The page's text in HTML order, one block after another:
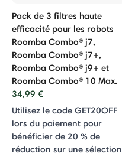
Pack de 3 filtres haute
efficacité pour les robots
Roomba Combo® j7,
Roomba Combo® j7+,
Roomba Combo® j9+ et
Roomba Combo® 10 Max.
34,99 €
Utilisez le code GET20OFF
lors du paiement pour
bénéficier de 20 % de
réduction sur une sélection